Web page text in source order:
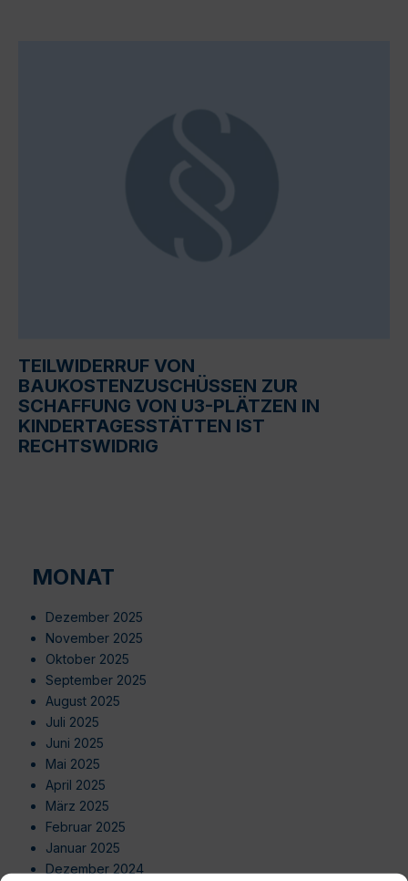
TEILWIDERRUF VON
BAUKOSTENZUSCHÜSSEN ZUR
SCHAFFUNG VON U3-PLÄTZEN IN
KINDERTAGESSTÄTTEN IST
RECHTSWIDRIG
MONAT
Dezember 2025
November 2025
Oktober 2025
September 2025
August 2025
Juli 2025
Juni 2025
Mai 2025
April 2025
März 2025
Februar 2025
Januar 2025
Dezember 2024